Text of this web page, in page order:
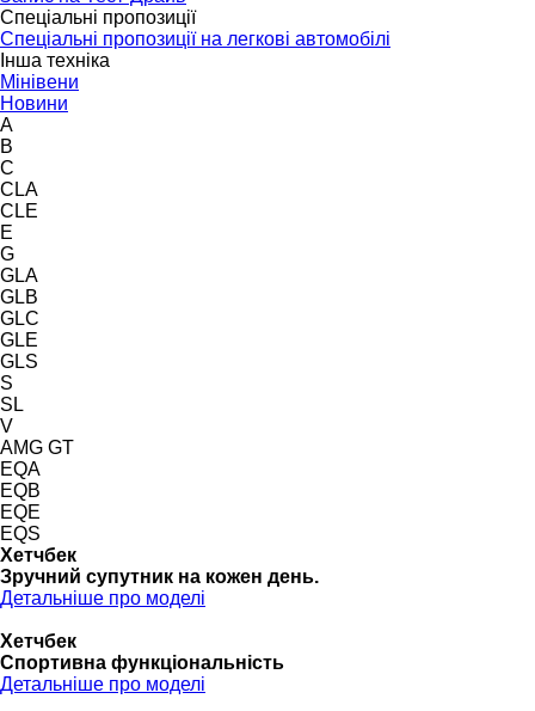
Спеціальні пропозиції
Спеціальні пропозиції на легкові автомобілі
Інша техніка
Мінівени
Новини
A
B
C
CLA
CLE
E
G
GLA
GLB
GLC
GLE
GLS
S
SL
V
AMG GT
EQA
EQB
EQE
EQS
Хетчбек
Зручний супутник на кожен день.
Детальніше про моделі
Хетчбек
Спортивна функціональність
Детальніше про моделі